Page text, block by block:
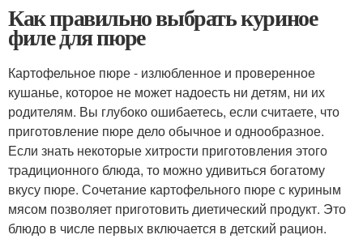
Как правильно выбрать куриное
филе для пюре
Картофельное пюре - излюбленное и проверенное
кушанье, которое не может надоесть ни детям, ни их
родителям. Вы глубоко ошибаетесь, если считаете, что
приготовление пюре дело обычное и однообразное.
Если знать некоторые хитрости приготовления этого
традиционного блюда, то можно удивиться богатому
вкусу пюре. Сочетание картофельного пюре с куриным
мясом позволяет приготовить диетический продукт. Это
блюдо в числе первых включается в детский рацион.